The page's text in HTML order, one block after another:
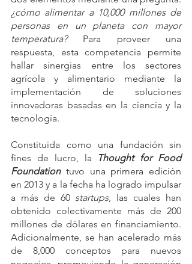
¿cómo alimentar a 10,000 millones de
personas en un planeta con mayor
temperatura? Para proveer una
respuesta, esta competencia permite
hallar sinergias entre los sectores
agrícola y alimentario mediante la
implementación de soluciones
innovadoras basadas en la ciencia y la
tecnología.
Constituida como una fundación sin
fines de lucro, la Thought for Food
Foundation tuvo una primera edición
en 2013 y a la fecha ha logrado impulsar
a más de 60 startups, las cuales han
obtenido colectivamente más de 200
millones de dólares en financiamiento.
Adicionalmente, se han acelerado más
de 8,000 conceptos para nuevos